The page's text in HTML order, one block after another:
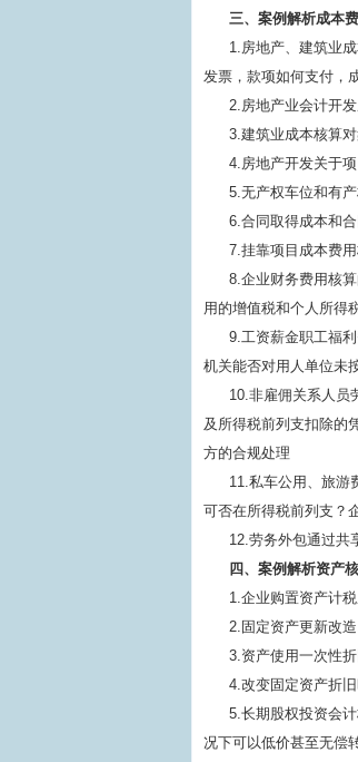
三、案例解析成本
1.房地产、建筑业
发票，款项如何支付，
2.房地产业会计开
3.建筑业成本核算
4.房地产开发关于
5.无产权车位和有
6.合同取得成本和
7.挂靠项目成本费
8.企业财务费用核
用的增值税和个人所得
9.工资薪金职工福
机关能否对用人单位未
10.非雇佣关系人员
及所得税前列支扣除的
方的合规处理
11.私车公用、旅游
可否在所得税前列支？
12.劳务外包通过共
四、案例解析资产
1.企业购置资产计
2.固定资产更新改
3.资产使用一次性
4.改变固定资产折
5.长期股权投资会
况下可以低价甚至无偿